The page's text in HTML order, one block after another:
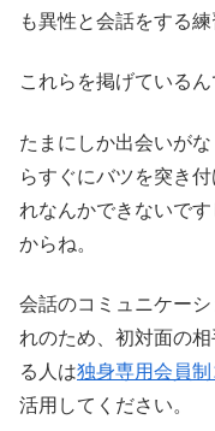
も異性と会話をする
これらを掲げているん
たまにしか出会いが
らすぐにバツを突き
れなんかできないで
からね。
会話のコミュニケー
れのため、初対面の
る人は独身専用会員制
活用してください。